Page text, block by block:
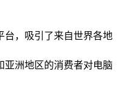
台，吸引了来自世界各地
亚洲地区的消费者对电脑